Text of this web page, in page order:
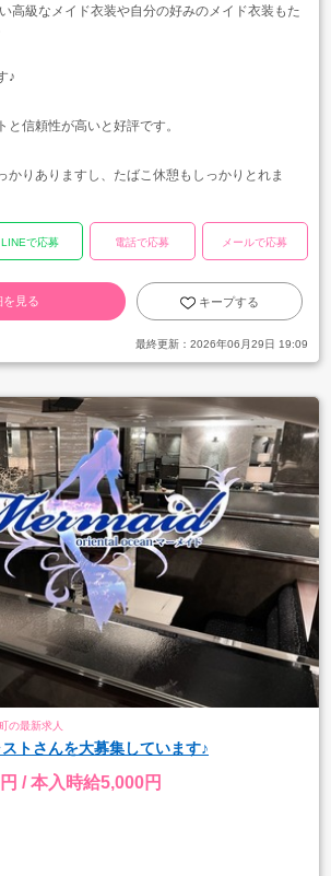
高級なメイド衣装や自分の好みのメイド衣装もた
♪
信頼性が高いと好評です。
かりありますし、たばこ休憩もしっかりとれま
LINEで応募 電話で応募 メールで応募
を見る キープする
最終更新： 2026年06月29日 19:09
の最新求人
トさんを大募集しています♪
/ 本入時給5,000円